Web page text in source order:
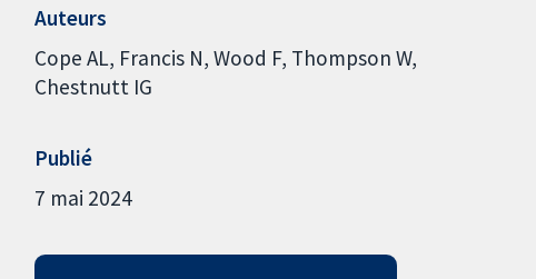
Auteurs
Cope AL Francis N Wood F Thompson W
Chestnutt IG
Publié
7 mai 2024